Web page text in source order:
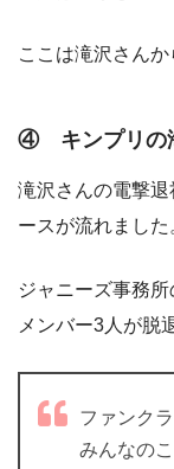
ここは滝沢さん
④ キンプリの
滝沢さんの電撃
ースが流れました
ジャニーズ事務
メンバー3人が脱
ファンク
みんなの